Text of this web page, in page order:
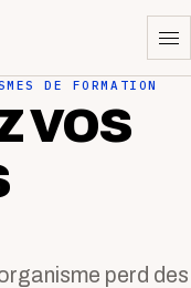
DE FORMATION
vos
perd des